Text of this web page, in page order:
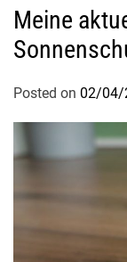
Meine
Posted on 02/04/